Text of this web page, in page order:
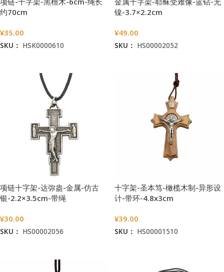
约70cm
¥35.00
SKU： HSK0000610
镍-3.7×2.2cm
¥49.00
SKU： HS00002052
项链十字架-达弥盎-金属-仿古
银-2.2×3.5cm-带绳
¥30.00
SKU： HS00002056
十字架-圣本笃-橄榄木制-异形设
计-带环-4.8x3cm
¥39.00
SKU： HS00001510